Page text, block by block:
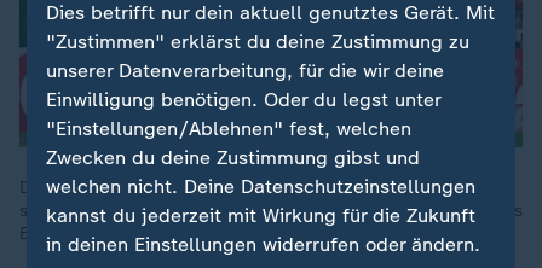
Dank einer bravourösen Einzelleistung von Serhou Guirassy
steht der BVB in Runde zwei des DFB-Pokals. Gegner Rot-Weiss
Essen zeigt bei der knappen Niederlage ein tolle Leistung.
Dies betrifft nur dein aktuell genutztes Gerät. Mit
"Zustimmen" erklärst du deine Zustimmung zu
unserer Datenverarbeitung, für die wir deine
Einwilligung benötigen. Oder du legst unter
"Einstellungen/Ablehnen" fest, welchen
Zwecken du deine Zustimmung gibst und
welchen nicht. Deine Datenschutzeinstellungen
kannst du jederzeit mit Wirkung für die Zukunft
in deinen Einstellungen widerrufen oder ändern.